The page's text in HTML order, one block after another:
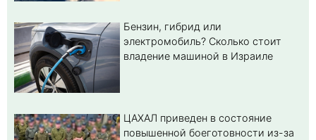
Бензин, гибрид или
электромобиль? Cколько стоит
владение машиной в Израиле
ЦАХАЛ приведен в состояние
повышенной боеготовности из-за